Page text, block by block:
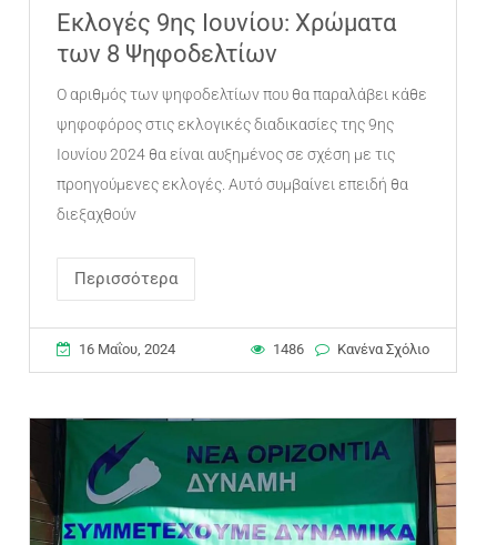
Εκλογές 9ης Ιουνίου: Χρώματα
των 8 Ψηφοδελτίων
Ο αριθμός των ψηφοδελτίων που θα παραλάβει κάθε
ψηφοφόρος στις εκλογικές διαδικασίες της 9ης
Ιουνίου 2024 θα είναι αυξημένος σε σχέση με τις
προηγούμενες εκλογές. Αυτό συμβαίνει επειδή θα
διεξαχθούν
Περισσότερα
16 Μαΐου, 2024 1486 Κανένα Σχόλιο